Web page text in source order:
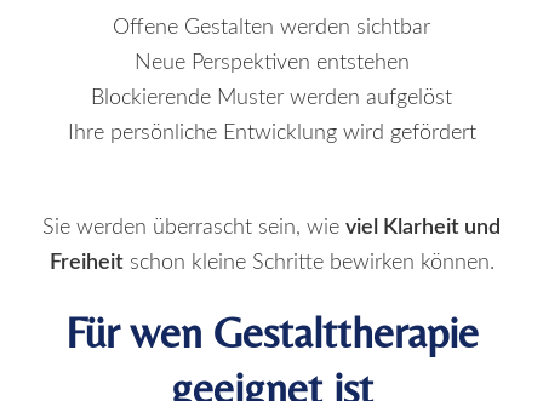
Offene Gestalten werden sichtbar
Neue Perspektiven entstehen
Blockierende Muster werden aufgelöst
Ihre persönliche Entwicklung wird gefördert
Sie werden überrascht sein, wie viel Klarheit und
Freiheitschon kleine Schritte bewirken können.
Für wen Gestalttherapie
geeignet ist